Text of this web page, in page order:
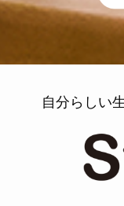
自分らしい